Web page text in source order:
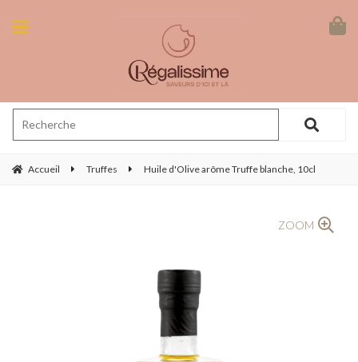
Accueil Truffes Huile d'Olive arôme Truffe blanche, 10cl
ZOOM